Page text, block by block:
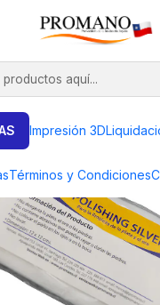
Impresión 3D
Términos y Condiciones
Pulido Brillo Pañete
LIMPIA JOYAS 12 X 12 CMS